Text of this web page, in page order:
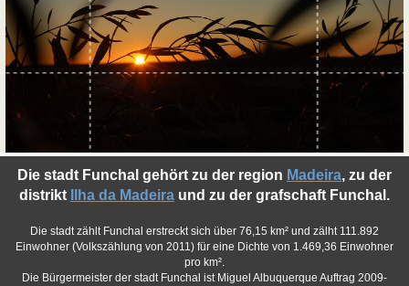
Die stadt Funchal gehört zu der region Madeira, zu der
distrikt
Ilha da Madeira und zu der grafschaft Funchal.
Die stadt zählt Funchal erstreckt sich über 76,15 km² und zälht 111.892
Einwohner (Volkszählung von 2011) für eine Dichte von 1.469,36 Einwohner
pro km².
Die Bürgermeister der stadt Funchal ist Miguel Albuquerque Auftrag 2009-